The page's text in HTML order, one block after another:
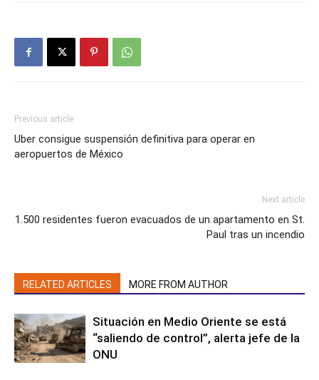
Previous article
Uber consigue suspensión definitiva para operar en
aeropuertos de México
Next article
1.500 residentes fueron evacuados de un apartamento en St.
Paul tras un incendio
RELATED ARTICLES MORE FROM AUTHOR
Situación en Medio Oriente se está
“saliendo de control”, alerta jefe de la
ONU